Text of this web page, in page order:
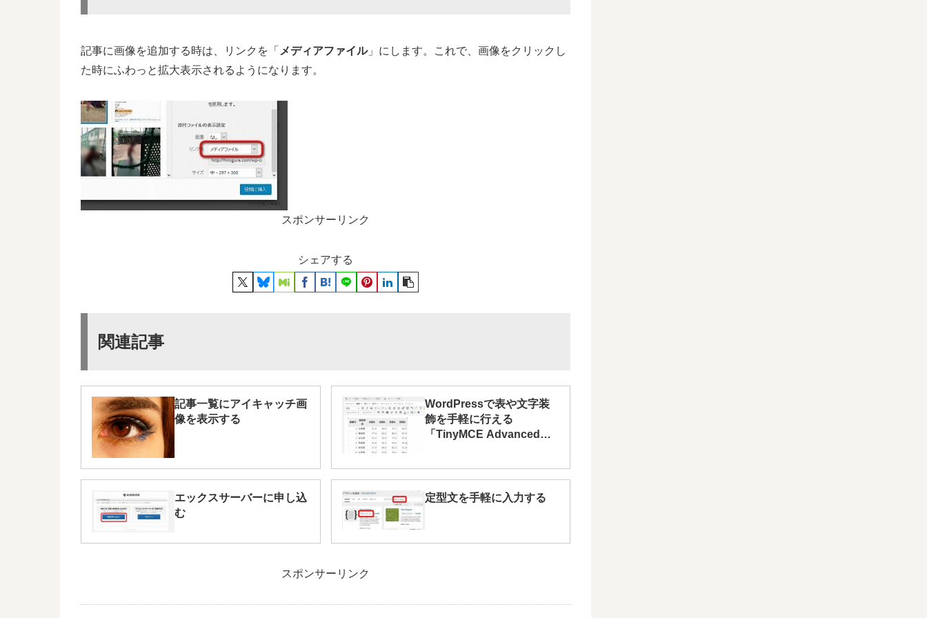
記事に画像を追加する時は、リンクを「 メディアファイル」にします。これで、画像をクリックし
た時にふわっと拡大表示されるようになります。
スポンサーリンク
シェアする
関連記事
記事一覧にアイキャッチ画
像を表示する
WordPressで表や文字装
飾を手軽に行える
「TinyMCE Advanced」
エックスサーバーに申し込
む
定型文を手軽に入力する
スポンサーリンク